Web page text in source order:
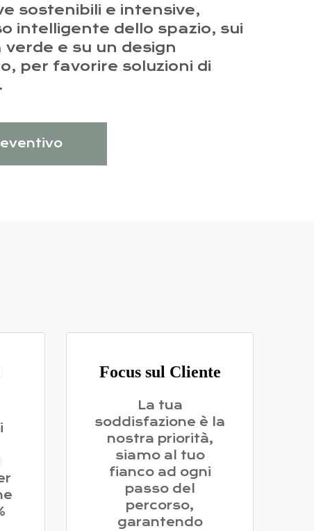
sostenibili e intensive,
intelligente dello spazio, sui
e su un design
per favorire soluzioni di
Focus sul Cliente
La tua
soddisfazione è la
nostra priorità,
siamo al tuo
fianco ad ogni
passo del
percorso,
garantendo